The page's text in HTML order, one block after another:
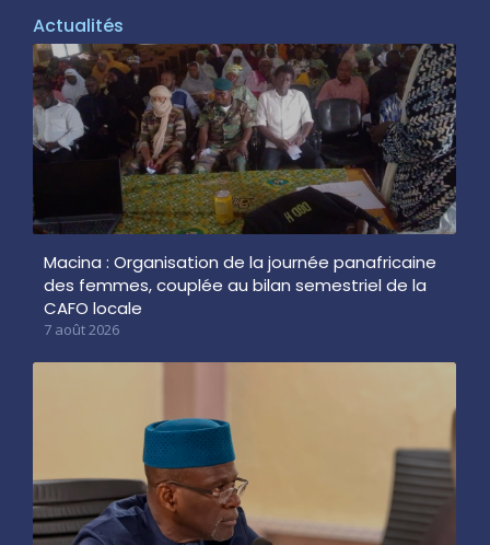
Actualités
Macina : Organisation de la journée panafricaine
des femmes, couplée au bilan semestriel de la
CAFO locale
7 août 2026